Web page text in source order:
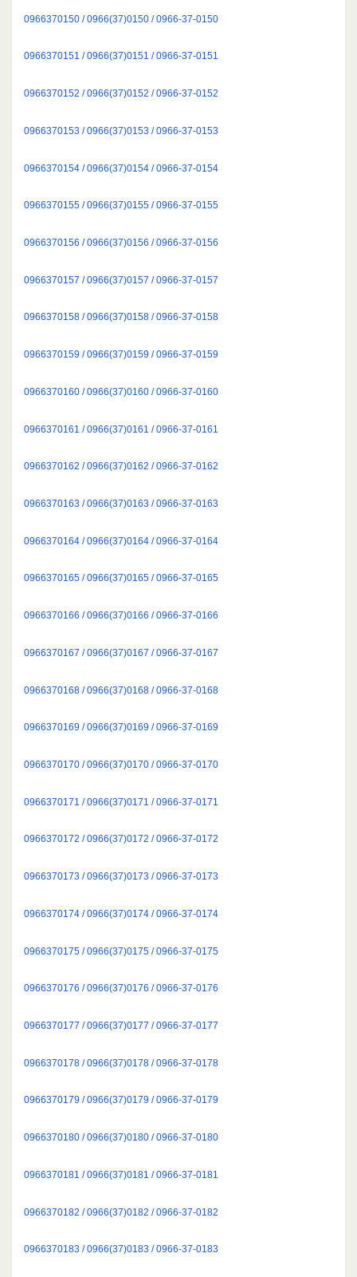
0966370150 / 0966(37)0150 / 0966-37-0150
0966370151 / 0966(37)0151 / 0966-37-0151
0966370152 / 0966(37)0152 / 0966-37-0152
0966370153 / 0966(37)0153 / 0966-37-0153
0966370154 / 0966(37)0154 / 0966-37-0154
0966370155 / 0966(37)0155 / 0966-37-0155
0966370156 / 0966(37)0156 / 0966-37-0156
0966370157 / 0966(37)0157 / 0966-37-0157
0966370158 / 0966(37)0158 / 0966-37-0158
0966370159 / 0966(37)0159 / 0966-37-0159
0966370160 / 0966(37)0160 / 0966-37-0160
0966370161 / 0966(37)0161 / 0966-37-0161
0966370162 / 0966(37)0162 / 0966-37-0162
0966370163 / 0966(37)0163 / 0966-37-0163
0966370164 / 0966(37)0164 / 0966-37-0164
0966370165 / 0966(37)0165 / 0966-37-0165
0966370166 / 0966(37)0166 / 0966-37-0166
0966370167 / 0966(37)0167 / 0966-37-0167
0966370168 / 0966(37)0168 / 0966-37-0168
0966370169 / 0966(37)0169 / 0966-37-0169
0966370170 / 0966(37)0170 / 0966-37-0170
0966370171 / 0966(37)0171 / 0966-37-0171
0966370172 / 0966(37)0172 / 0966-37-0172
0966370173 / 0966(37)0173 / 0966-37-0173
0966370174 / 0966(37)0174 / 0966-37-0174
0966370175 / 0966(37)0175 / 0966-37-0175
0966370176 / 0966(37)0176 / 0966-37-0176
0966370177 / 0966(37)0177 / 0966-37-0177
0966370178 / 0966(37)0178 / 0966-37-0178
0966370179 / 0966(37)0179 / 0966-37-0179
0966370180 / 0966(37)0180 / 0966-37-0180
0966370181 / 0966(37)0181 / 0966-37-0181
0966370182 / 0966(37)0182 / 0966-37-0182
0966370183 / 0966(37)0183 / 0966-37-0183